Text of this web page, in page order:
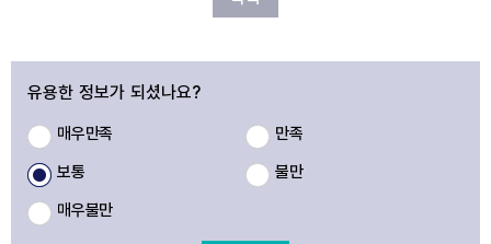
유용한 정보가 되셨나요?
매우만족
만족
보통
불만
매우불만